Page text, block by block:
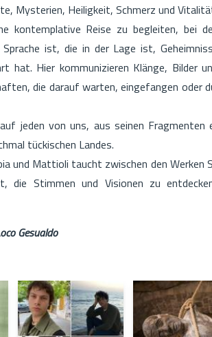
Mysterien, Heiligkeit, Schmerz und
kontemplative Reise zu begleiten, bei
ist, die in der Lage ist,
hat. Hier kommunizieren Klänge, Bilder
die darauf warten, eingefangen oder
jeden von uns, aus seinen
tückischen Landes.
und Mattioli taucht zwischen den Werken
die Stimmen und Visionen zu
Gesualdo